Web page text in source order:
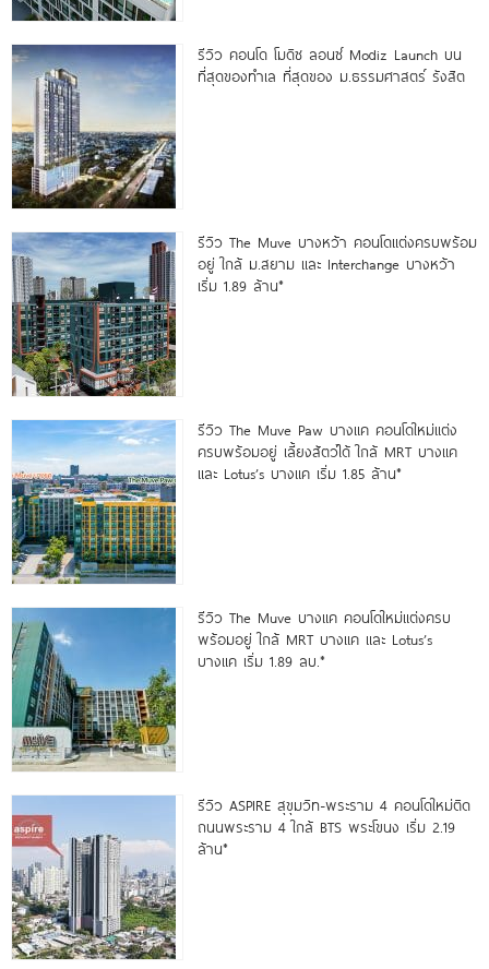
รีวิว คอนโด โมดิซ ลอนซ์ Modiz Launch บน
ที่สุดของทำเล ที่สุดของ ม.ธรรมศาสตร์ รังสิต
รีวิว The Muve บางหว้า คอนโดแต่งครบพร้อม
อยู่ ใกล้ ม.สยาม และ Interchange บางหว้า
เริ่ม 1.89 ล้าน*
รีวิว The Muve Paw บางแค คอนโดใหม่แต่ง
ครบพร้อมอยู่ เลี้ยงสัตว์ได้ ใกล้ MRT บางแค
และ Lotus’s บางแค เริ่ม 1.85 ล้าน*
รีวิว The Muve บางแค คอนโดใหม่แต่งครบ
พร้อมอยู่ ใกล้ MRT บางแค และ Lotus’s
บางแค เริ่ม 1.89 ลบ.*
รีวิว ASPIRE สุขุมวิท-พระราม 4 คอนโดใหม่ติด
ถนนพระราม 4 ใกล้ BTS พระโขนง เริ่ม 2.19
ล้าน*